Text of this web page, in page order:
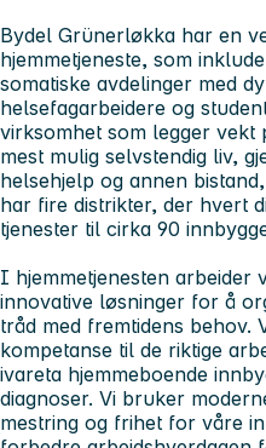
Bydel Grünerløkka har en
hjemmetjeneste, som
somatiske avdelinger med
helsefagarbeidere og
virksomhet som legger
mest mulig selvstendig liv,
helsehjelp og annen
har fire distrikter, der hvert
tjenester til cirka 90
I hjemmetjenesten arbeider
innovative løsninger for å
tråd med fremtidens behov.
kompetanse til de riktige
ivareta hjemmeboende
diagnoser. Vi bruker
mestring og frihet for våre